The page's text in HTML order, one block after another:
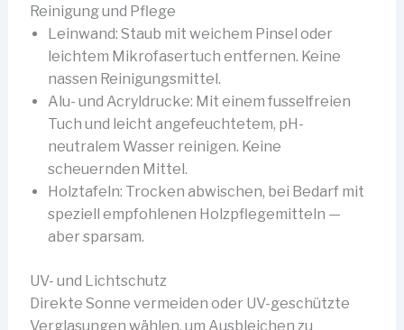
Reinigung und Pflege
Leinwand: Staub mit weichem Pinsel oder
leichtem Mikrofasertuch entfernen. Keine
nassen Reinigungsmittel.
Alu- und Acryldrucke: Mit einem fusselfreien
Tuch und leicht angefeuchtetem, pH-
neutralem Wasser reinigen. Keine
scheuernden Mittel.
Holztafeln: Trocken abwischen, bei Bedarf mit
speziell empfohlenen Holzpflegemitteln —
aber sparsam.
UV- und Lichtschutz
Direkte Sonne vermeiden oder UV-geschützte
Verglasungen wählen, um Ausbleichen zu